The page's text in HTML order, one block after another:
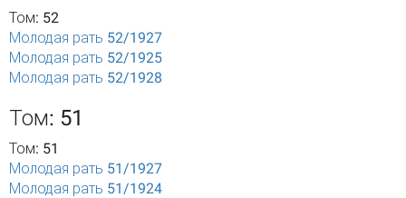
Том: 52
Молодая рать 52/1927
Молодая рать 52/1925
Молодая рать 52/1928
Том: 51
Том: 51
Молодая рать 51/1927
Молодая рать 51/1924